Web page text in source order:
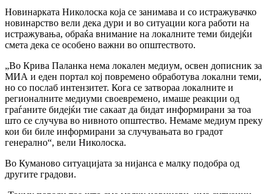
Новинарката Николоска која се занимава и со истражувачко
новинарство вели дека дури и во ситуации кога работи на
истражувања, обраќа внимание на локалните теми бидејќи
смета дека се особено важни во општеството.
„Во Крива Паланка нема локален медиум, освен дописник за
МИА и еден портал кој повремено обработува локални теми,
но со послаб интензитет. Кога се затвораа локалните и
регионалните медиуми своевремено, имаше реакции од
граѓаните бидејќи тие сакаат да бидат информирани за тоа
што се случува во нивното општество. Немаме медиум преку
кои би биле информирани за случувањата во градот
генерално“, вели Николоска.
Во Куманово ситуацијата за нијанса е малку подобра од
другите градови.